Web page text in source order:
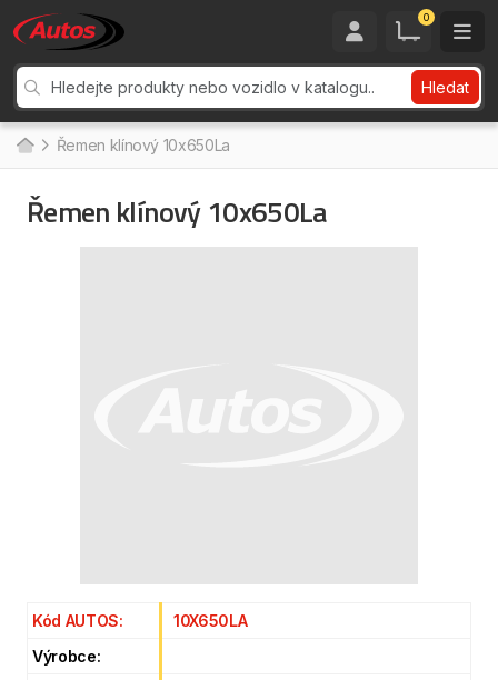
0
Hledat
Řemen klínový 10x650La
Řemen klínový 10x650La
Kód AUTOS:
10X650LA
Výrobce: